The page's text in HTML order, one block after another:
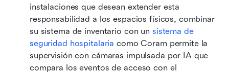
instalaciones que desean extender esta
responsabilidad a los espacios físicos, combinar
su sistema de inventario con un sistema de
seguridad hospitalaria como Coram permite la
supervisión con cámaras impulsada por IA que
compara los eventos de acceso con el